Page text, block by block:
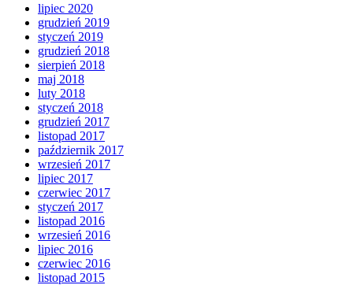
lipiec 2020
grudzień 2019
styczeń 2019
grudzień 2018
sierpień 2018
maj 2018
luty 2018
styczeń 2018
grudzień 2017
listopad 2017
październik 2017
wrzesień 2017
lipiec 2017
czerwiec 2017
styczeń 2017
listopad 2016
wrzesień 2016
lipiec 2016
czerwiec 2016
listopad 2015